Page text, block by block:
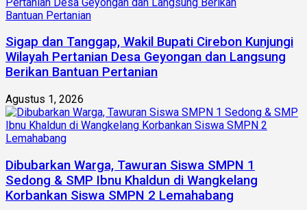
Sigap dan Tanggap, Wakil Bupati Cirebon Kunjungi
Wilayah Pertanian Desa Geyongan dan Langsung
Berikan Bantuan Pertanian
Agustus 1, 2026
Dibubarkan Warga, Tawuran Siswa SMPN 1
Sedong & SMP Ibnu Khaldun di Wangkelang
Korbankan Siswa SMPN 2 Lemahabang